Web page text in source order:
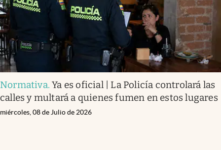
Normativa.Ya es oficial | La Policía controlará las
calles y multará a quienes fumen en estos lugares
miércoles, 08 de Julio de 2026